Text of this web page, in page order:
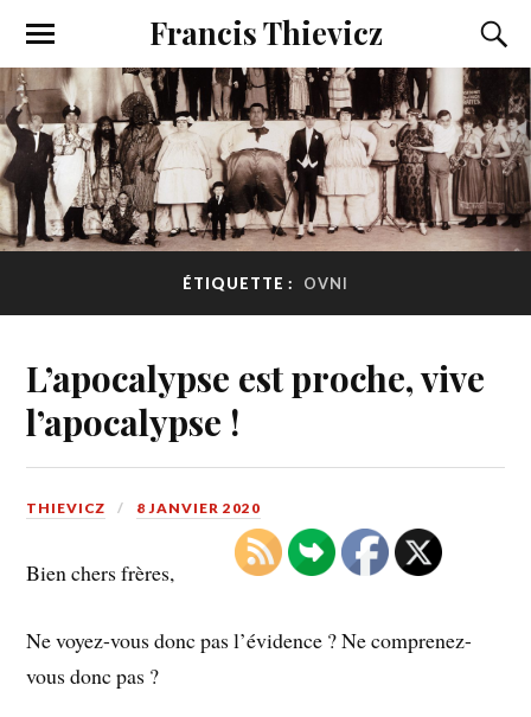
Francis Thievicz
ÉTIQUETTE : OVNI
L’apocalypse est proche, vive
l’apocalypse !
THIEVICZ 8 JANVIER 2020
Bien chers frères,
Ne voyez-vous donc pas l’évidence ? Ne comprenez-
vous donc pas ?